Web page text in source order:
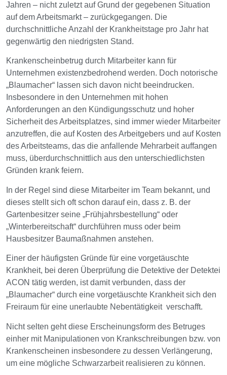
Jahren – nicht zuletzt auf Grund der gegebenen Situation
auf dem Arbeitsmarkt – zurückgegangen. Die
durchschnittliche Anzahl der Krankheitstage pro Jahr hat
gegenwärtig den niedrigsten Stand.
Krankenscheinbetrug durch Mitarbeiter kann für
Unternehmen existenzbedrohend werden. Doch notorische
„Blaumacher“ lassen sich davon nicht beeindrucken.
Insbesondere in den Unternehmen mit hohen
Anforderungen an den Kündigungsschutz und hoher
Sicherheit des Arbeitsplatzes, sind immer wieder Mitarbeiter
anzutreffen, die auf Kosten des Arbeitgebers und auf Kosten
des Arbeitsteams, das die anfallende Mehrarbeit auffangen
muss, überdurchschnittlich aus den unterschiedlichsten
Gründen krank feiern.
In der Regel sind diese Mitarbeiter im Team bekannt, und
dieses stellt sich oft schon darauf ein, dass z. B. der
Gartenbesitzer seine „Frühjahrsbestellung“ oder
„Winterbereitschaft“ durchführen muss oder beim
Hausbesitzer Baumaßnahmen anstehen.
Einer der häufigsten Gründe für eine vorgetäuschte
Krankheit, bei deren Überprüfung die Detektive der Detektei
ACON tätig werden, ist damit verbunden, dass der
„Blaumacher“ durch eine vorgetäuschte Krankheit sich den
Freiraum für eine unerlaubte Nebentätigkeit verschafft.
Nicht selten geht diese Erscheinungsform des Betruges
einher mit Manipulationen von Krankschreibungen bzw. von
Krankenscheinen insbesondere zu dessen Verlängerung,
um eine mögliche Schwarzarbeit realisieren zu können.